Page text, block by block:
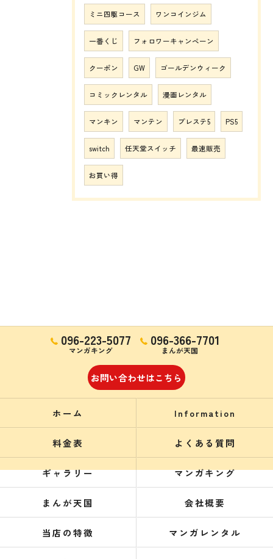
ミニ四駆コース ワンコインジム
一番くじ フォロワーキャンペーン
クーポン GW ゴールデンウィーク
コミックレンタル 漫画レンタル
マンキン マンテン プレステ5 PS5
switch 任天堂スイッチ 最速販売
お買い得
096-223-5077
マンガキング
096-366-7701
まんが天国
お問い合わせはこちら
ホーム Information
料金表 よくある質問
ギャラリー マンガキング
まんが天国 会社概要
当店の特徴 マンガレンタル